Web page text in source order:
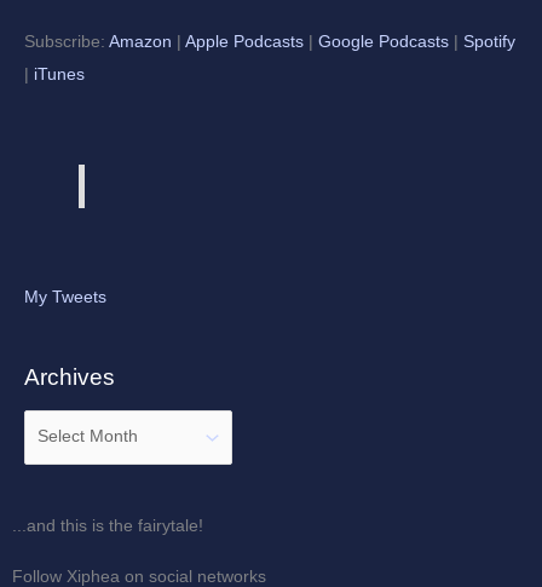
Subscribe: Amazon | Apple Podcasts | Google Podcasts | Spotify
| iTunes
My Tweets
Archives
...and this is the fairytale!
Follow Xiphea on social networks